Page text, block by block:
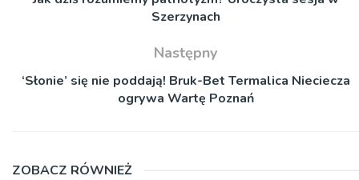
Szerzynach
Następny
‘Słonie’ się nie poddają! Bruk-Bet Termalica Nieciecza
ogrywa Wartę Poznań
ZOBACZ RÓWNIEŻ